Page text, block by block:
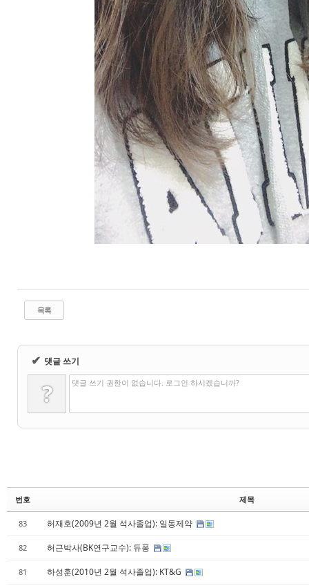
목록
✔ 댓글 쓰기
? 댓글 쓰기 권한이 없습니다. 로그인 하시겠습니까?
번호 제목
83 허재호(2009년 2월 석사졸업): 일동제약
82 허근박사(BK연구교수): 듀퐁
81 하성훈(2010년 2월 석사졸업): KT&G